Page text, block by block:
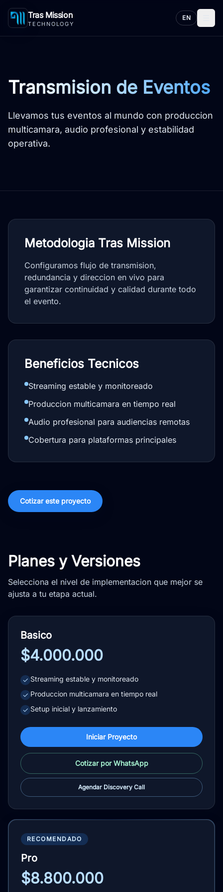
Tras Mission
TECHNOLOGY
EN
Transmision de Eventos
Llevamos tus eventos al mundo con produccion
multicamara, audio profesional y estabilidad
operativa.
Metodologia Tras Mission
Configuramos flujo de transmision,
redundancia y direccion en vivo para
garantizar continuidad y calidad durante todo
el evento.
Beneficios Tecnicos
Streaming estable y monitoreado
Produccion multicamara en tiempo real
Audio profesional para audiencias remotas
Cobertura para plataformas principales
Cotizar este proyecto
Planes y Versiones
Selecciona el nivel de implementacion que mejor se
ajusta a tu etapa actual.
Basico
$4.000.000
✓ Streaming estable y monitoreado
✓ Produccion multicamara en tiempo real
✓ Setup inicial y lanzamiento
Iniciar Proyecto
Cotizar por WhatsApp
Agendar Discovery Call
RECOMENDADO
Pro
$8.800.000